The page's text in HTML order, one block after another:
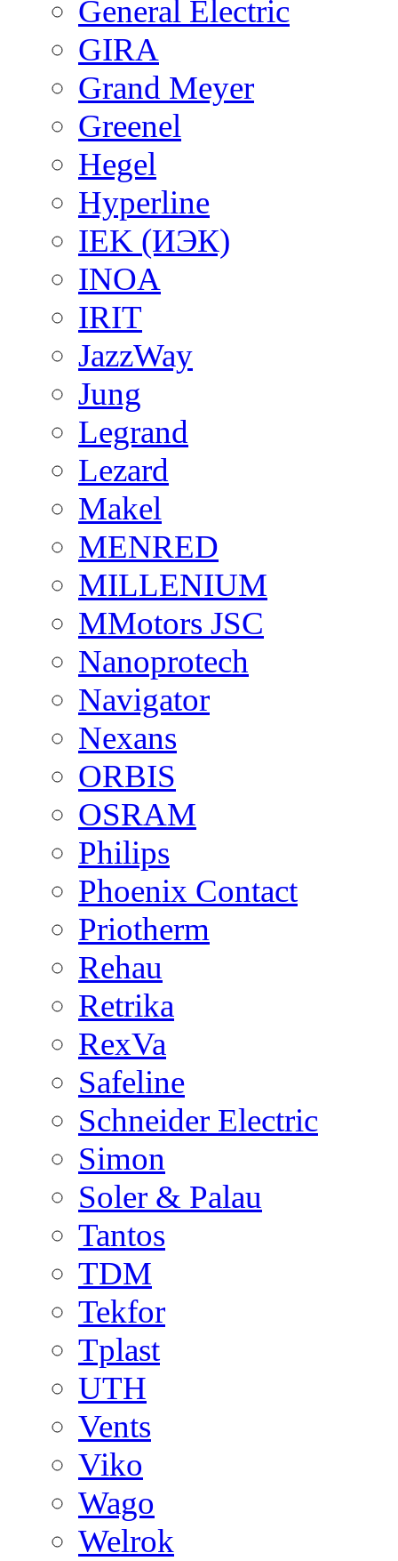
General Electric
GIRA
Grand Meyer
Greenel
Hegel
Hyperline
IEK (ИЭК)
INOA
IRIT
JazzWay
Jung
Legrand
Lezard
Makel
MENRED
MILLENIUM
MMotors JSC
Nanoprotech
Navigator
Nexans
ORBIS
OSRAM
Philips
Phoenix Contact
Priotherm
Rehau
Retrika
RexVa
Safeline
Schneider Electric
Simon
Soler & Palau
Tantos
TDM
Tekfor
Tplast
UTH
Vents
Viko
Wago
Welrok